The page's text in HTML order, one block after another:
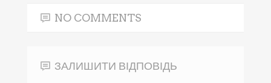
NO COMMENTS
ЗАЛИШИТИ ВІДПОВІДЬ